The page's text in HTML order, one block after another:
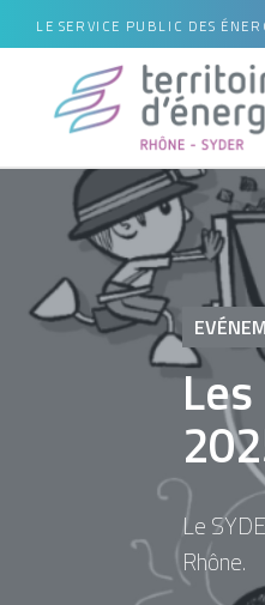
LE SERVICE PUBLIC DES
Le
Rhône.